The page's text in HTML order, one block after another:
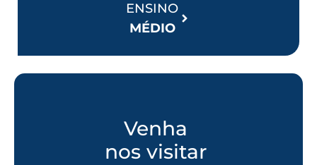
ENSINO
MÉDIO
Venha
nos visitar